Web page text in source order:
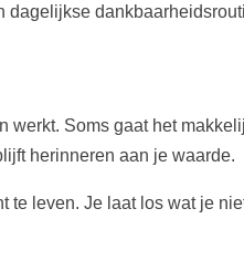
dagelijkse
Soms gaat het
herinneren aan je waarde.
leven. Je laat los wat je